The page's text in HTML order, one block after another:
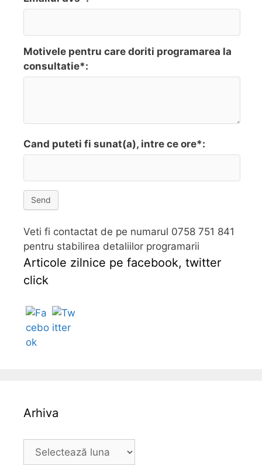
Motivele pentru care doriti programarea la
consultatie*:
Cand puteti fi sunat(a), intre ce ore*:
Send
Veti fi contactat de pe numarul 0758 751 841
pentru stabilirea detaliilor programarii
Articole zilnice pe facebook, twitter
click
Arhiva